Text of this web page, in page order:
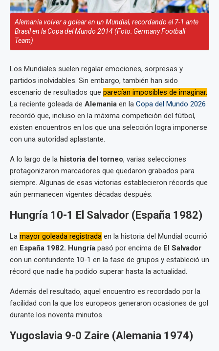
Alemania volver a golear en un Mundial, recordando el 7-1 ante
Brasil en la Copa del Mundo 2014 (Foto: Germany Football
Team)
Los Mundiales suelen regalar emociones, sorpresas y
partidos inolvidables. Sin embargo, también han sido
escenario de resultados que parecían imposibles de imaginar.
La reciente goleada de Alemania en la Copa del Mundo 2026
recordó que, incluso en la máxima competición del fútbol,
existen encuentros en los que una selección logra imponerse
con una autoridad aplastante.
A lo largo de la historia del torneo, varias selecciones
protagonizaron marcadores que quedaron grabados para
siempre. Algunas de esas victorias establecieron récords que
aún permanecen vigentes décadas después.
Hungría 10-1 El Salvador (España 1982)
La mayor goleada registrada en la historia del Mundial ocurrió
en España 1982. Hungría pasó por encima de El Salvador
con un contundente 10-1 en la fase de grupos y estableció un
récord que nadie ha podido superar hasta la actualidad.
Además del resultado, aquel encuentro es recordado por la
facilidad con la que los europeos generaron ocasiones de gol
durante los noventa minutos.
Yugoslavia 9-0 Zaire (Alemania 1974)